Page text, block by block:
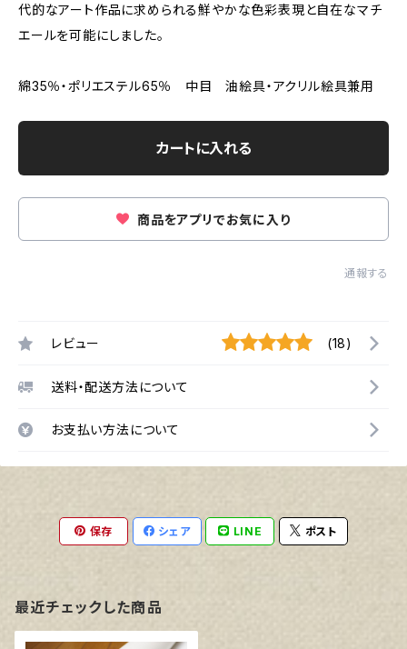
代的なアート作品に求められる鮮やかな色彩表現と自在なマチ
エールを可能にしました。
綿35％・ポリエステル65％ 中目 油絵具・アクリル絵具兼用
カートに入れる
商品をアプリでお気に入り
通報する
レビュー (18)
送料・配送方法について
お支払い方法について
保存 シェア LINE ポスト
最近チェックした商品